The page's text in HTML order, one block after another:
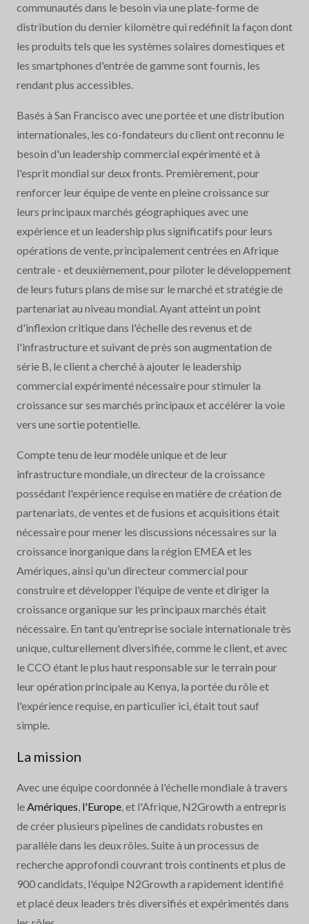
communautés dans le besoin via une plate-forme de
distribution du dernier kilomètre qui redéfinit la façon dont
les produits tels que les systèmes solaires domestiques et
les smartphones d'entrée de gamme sont fournis, les
rendant plus accessibles.
Basés à San Francisco avec une portée et une distribution
internationales, les co-fondateurs du client ont reconnu le
besoin d'un leadership commercial expérimenté et à
l'esprit mondial sur deux fronts. Premièrement, pour
renforcer leur équipe de vente en pleine croissance sur
leurs principaux marchés géographiques avec une
expérience et un leadership plus significatifs pour leurs
opérations de vente, principalement centrées en Afrique
centrale - et deuxièmement, pour piloter le développement
de leurs futurs plans de mise sur le marché et stratégie de
partenariat au niveau mondial. Ayant atteint un point
d'inflexion critique dans l'échelle des revenus et de
l'infrastructure et suivant de près son augmentation de
série B, le client a cherché à ajouter le leadership
commercial expérimenté nécessaire pour stimuler la
croissance sur ses marchés principaux et accélérer la voie
vers une sortie potentielle.
Compte tenu de leur modèle unique et de leur
infrastructure mondiale, un directeur de la croissance
possédant l'expérience requise en matière de création de
partenariats, de ventes et de fusions et acquisitions était
nécessaire pour mener les discussions nécessaires sur la
croissance inorganique dans la région EMEA et les
Amériques, ainsi qu'un directeur commercial pour
construire et développer l'équipe de vente et diriger la
croissance organique sur les principaux marchés était
nécessaire. En tant qu'entreprise sociale internationale très
unique, culturellement diversifiée, comme le client, et avec
le CCO étant le plus haut responsable sur le terrain pour
leur opération principale au Kenya, la portée du rôle et
l'expérience requise, en particulier ici, était tout sauf
simple.
La mission
Avec une équipe coordonnée à l'échelle mondiale à travers
leAmériques, l'Europe, et l'Afrique, N2Growth a entrepris
de créer plusieurs pipelines de candidats robustes en
parallèle dans les deux rôles. Suite à un processus de
recherche approfondi couvrant trois continents et plus de
900 candidats, l'équipe N2Growth a rapidement identifié
et placé deux leaders très diversifiés et expérimentés dans